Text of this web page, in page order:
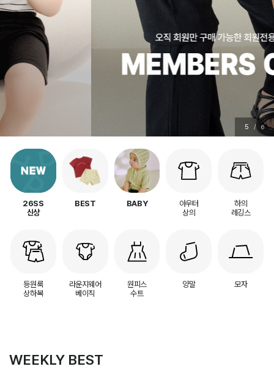
5 / 6
26SS
신상
BEST BABY
아우터
상의
하의
레깅스
등원룩
상하복
라운지웨어
베이직
원피스
수트
양말 모자
WEEKLY BEST